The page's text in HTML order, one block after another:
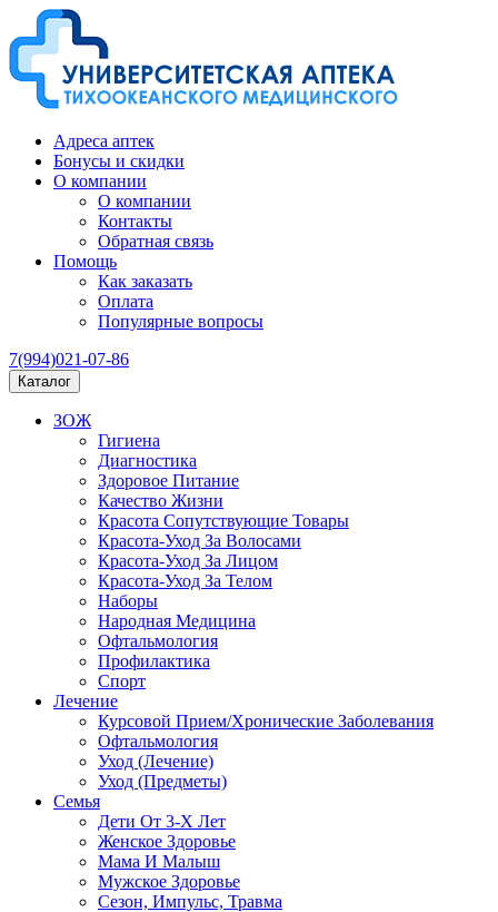
Адреса аптек
Бонусы и скидки
О компании
О компании
Контакты
Обратная связь
Помощь
Как заказать
Оплата
Популярные вопросы
7(994)021-07-86
Каталог
ЗОЖ
Гигиена
Диагностика
Здоровое Питание
Качество Жизни
Красота Сопутствующие Товары
Красота-Уход За Волосами
Красота-Уход За Лицом
Красота-Уход За Телом
Наборы
Народная Медицина
Офтальмология
Профилактика
Спорт
Лечение
Курсовой Прием/Хронические Заболевания
Офтальмология
Уход (Лечение)
Уход (Предметы)
Семья
Дети От 3-Х Лет
Женское Здоровье
Мама И Малыш
Мужское Здоровье
Сезон, Импульс, Травма